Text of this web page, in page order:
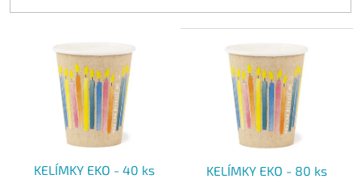
p
KELÍMKY EKO - 40 ks KELÍMKY EKO - 80 ks